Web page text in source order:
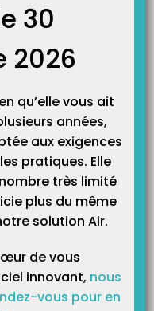
30
2026
qu’elle vous ait
années,
aux exigences
pratiques. Elle
très limité
plus du même
solution Air.
de vous
innovant, nous
vous pour en